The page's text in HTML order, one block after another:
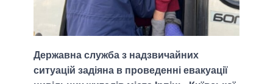
Державна служба з надзвичайних
ситуацій задіяна в проведенні евакуації